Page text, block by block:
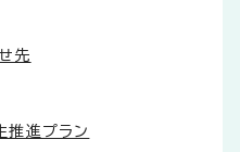
先
推進プラン